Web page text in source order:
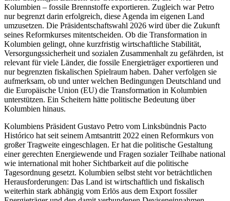
Kolumbien – fossile Brenn­stoffe exportieren. Zugleich war Petro
nur begrenzt darin erfolgreich, diese Agenda im eigenen Land
umzu­setzen. Die Präsidentschaftswahl 2026 wird über die Zukunft
seines Reformkurses mit­entschei­den. Ob die Transformation in
Kolumbien gelingt, ohne kurzfristig wirtschaft­liche Stabi­li­tät,
Versorgungssicherheit und sozialen Zusammenhalt zu gefährden, ist
relevant für viele Länder, die fossile Energieträger exportieren und
nur begrenzten fis­ka­lischen Spielraum haben. Daher verfolgen sie
aufmerksam, ob und unter welchen Be­din­gungen Deutschland und
die Europäische Union (EU) die Transformation in Kolum­bien
unter­stützen. Ein Scheitern hätte politische Bedeutung über
Kolumbien hinaus.
Kolumbiens Präsident Gustavo Petro vom Linksbündnis Pacto
Histórico hat seit seinem Amts­antritt 2022 einen Reformkurs von
großer Tragweite eingeschlagen. Er hat die politi­sche Gestaltung
einer gerechten Energie­wende und Fragen sozialer Teilhabe natio­nal
wie international mit hoher Sicht­barkeit auf die politische
Tagesordnung gesetzt. Kolumbien selbst steht vor be­trächt­lichen
Herausforderungen: Das Land ist wirtschaftlich und fiskalisch
weiterhin stark abhängig vom Erlös aus dem Export fossiler